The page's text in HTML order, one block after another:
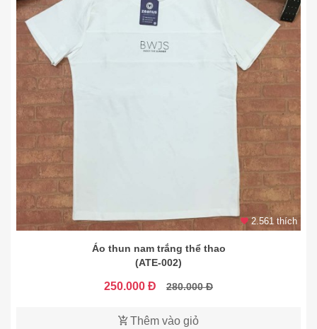
2.561 thích
Áo thun nam trắng thể thao
(ATE-002)
250.000 Đ 280.000 Đ
Thêm vào giỏ